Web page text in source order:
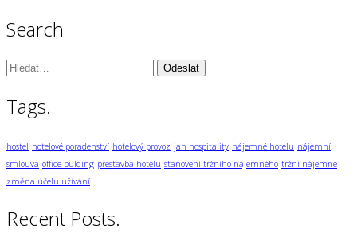
Search
Vyhledávání:
Tags.
hostel hotelové poradenství hotelový provoz jan hospitality nájemné hotelu nájemní
smlouva office bulding přestavba hotelu stanovení tržního nájemného tržní nájemné
změna účelu užívání
Recent Posts.